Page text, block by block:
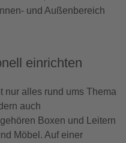
und Außenbereich
einrichten
nur alles rund ums Thema
auch
Boxen und Leitern
Möbel. Auf einer